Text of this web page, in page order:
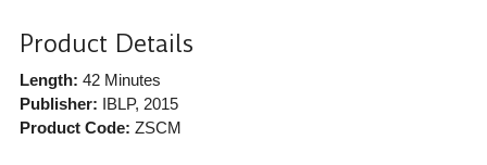
Product Details
Length: 42 Minutes
Publisher: IBLP, 2015
Product Code: ZSCM